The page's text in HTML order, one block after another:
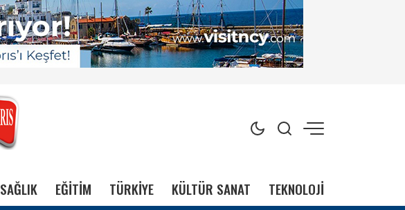
SAĞLIK EĞİTİM TÜRKİYE KÜLTÜR SANAT TEKNOLOJİ